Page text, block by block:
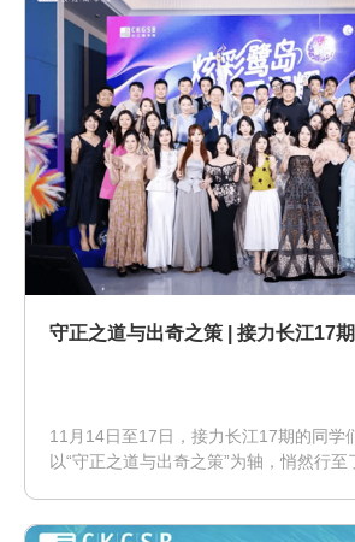
守正之道与出奇之策 | 接力长江17
11月14日至17日，接力长江17期的同学
以“守正之道与出奇之策”为轴，悄然行至